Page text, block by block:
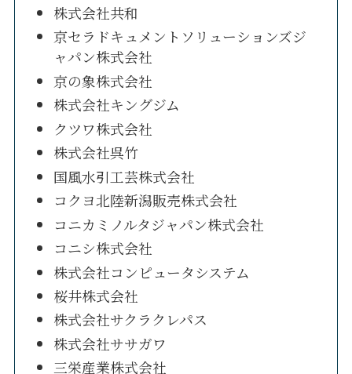
株式会社共和
京セラドキュメントソリューションズジ
ャパン株式会社
京の象株式会社
株式会社キングジム
クツワ株式会社
株式会社呉竹
国風水引工芸株式会社
コクヨ北陸新潟販売株式会社
コニカミノルタジャパン株式会社
コニシ株式会社
株式会社コンピュータシステム
桜井株式会社
株式会社サクラクレパス
株式会社ササガワ
三栄産業株式会社